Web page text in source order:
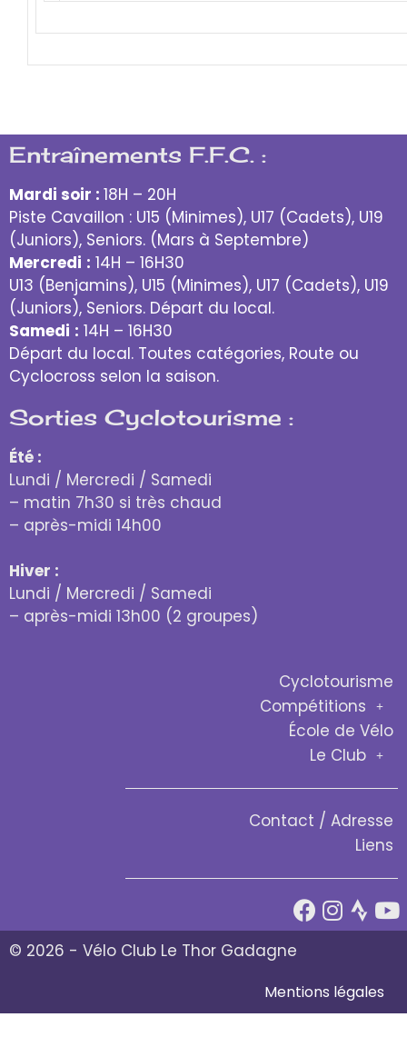
Entraînements F.F.C. :
Mardi soir : 18H – 20H
Piste Cavaillon : U15 (Minimes), U17 (Cadets), U19
(Juniors), Seniors. (Mars à Septembre)
Mercredi : 14H – 16H30
U13 (Benjamins), U15 (Minimes), U17 (Cadets), U19
(Juniors), Seniors. Départ du local.
Samedi : 14H – 16H30
Départ du local. Toutes catégories, Route ou
Cyclocross selon la saison.
Sorties Cyclotourisme :
Été :
Lundi / Mercredi / Samedi
– matin 7h30 si très chaud
– après-midi 14h00
Hiver :
Lundi / Mercredi / Samedi
– après-midi 13h00 (2 groupes)
Cyclotourisme
Compétitions
École de Vélo
Le Club
Contact / Adresse
Liens
© 2026 - Vélo Club Le Thor Gadagne
Mentions légales